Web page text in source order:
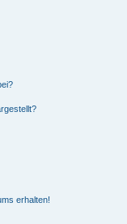
erhalten!